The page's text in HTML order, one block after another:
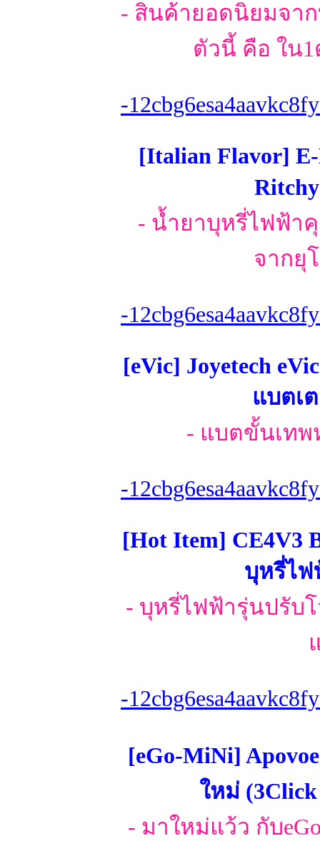
- สินค้ายอดนิยมจา
ตัวนี้ คือ ใน
-
[Italian Flavor]
- น้ำยาบุหรี่ไฟฟ้า
จากยุ
-
[eVic] Joyetech
แบตเ
- แบตขั้นเทพ
-
[Hot Item] CE4V3
บุหรี่ไฟ
- บุหรี่ไฟฟ้ารุ่นปรับ
-
[eGo-MiNi]
ใหม่
- มาใหม่แว้ว กับ